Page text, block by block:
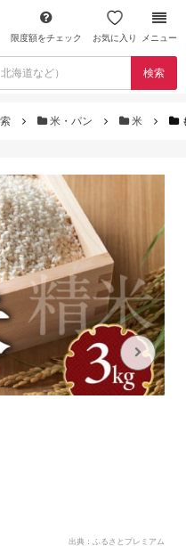
限度額をチェック お気に入り メニュー
検索
米・パン 米
出典：ふるさとプレミアム